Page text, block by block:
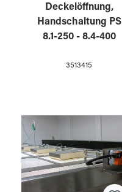
Deckelöffnung,
Handschaltung PS
8.1-250 - 8.4-400
3513415